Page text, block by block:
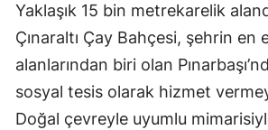
Yaklaşık 15 bin metrekarelik
Çınaraltı Çay Bahçesi, şehrin en
alanlarından biri olan
sosyal tesis olarak hizmet
Doğal çevreyle uyumlu